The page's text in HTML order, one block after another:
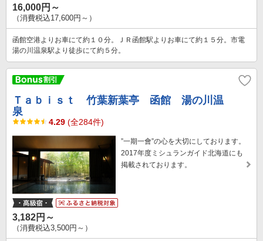
16,000円～
（消費税込17,600円～）
函館空港よりお車にて約１０分。ＪＲ函館駅よりお車にて約１５分。市電
湯の川温泉駅より徒歩にて約５分。
Ｔａｂｉｓｔ 竹葉新葉亭 函館 湯の川温
泉
4.29 (全284件)
”一期一會”の心を大切にしております。
2017年度ミシュランガイド北海道にも
掲載されております。
3,182円～
（消費税込3,500円～）